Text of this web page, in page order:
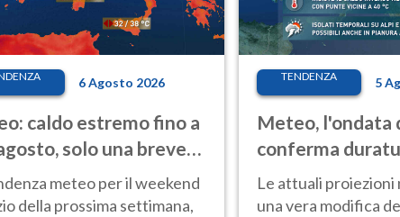
6 Agosto 2026
caldo estremo fino a
solo una breve
Ecco dove
meteo per il weekend
della prossima settimana,
TENDENZA 5
Meteo, l'ondata
conferma
Le attuali proiezioni
una vera modifica